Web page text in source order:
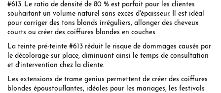
#613. Le ratio de densité de 80 % est parfait pour les clientes
souhaitant un volume naturel sans excès d'épaisseur. Il est idéal
pour corriger des tons blonds irréguliers, allonger des cheveux
courts ou créer des coiffures blondes en couches.
La teinte pré-teinte #613 réduit le risque de dommages causés par
le décolorage sur place, diminuant ainsi le temps de consultation
et d'intervention chez la cliente.
Les extensions de trame genius permettent de créer des coiffures
blondes époustouflantes, idéales pour les mariages, les festivals